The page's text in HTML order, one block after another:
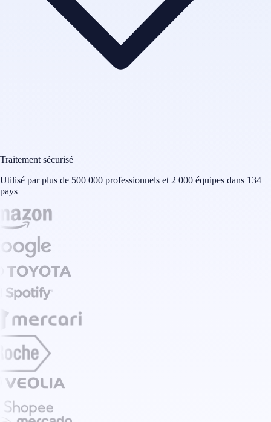
Traitement sécurisé
Utilisé par plus de 500 000 professionnels et 2 000 équipes dans 134
pays